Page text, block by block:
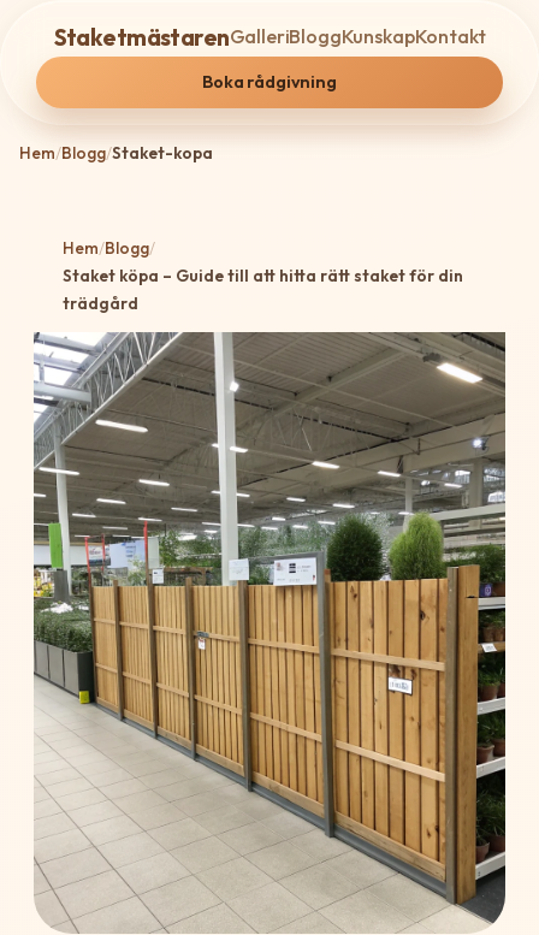
StaketmästarenGalleriBloggKunskapKontakt
Boka rådgivning
Hem/Blogg/Staket-kopa
Hem/Blogg/
Staket köpa – Guide till att hitta rätt staket för din
trädgård